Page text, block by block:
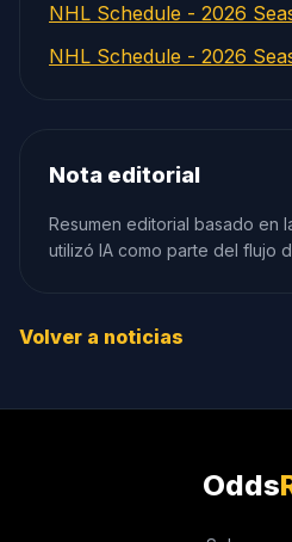
NHL Schedule - 2026
NHL Schedule - 2026
Nota editorial
Resumen editorial basado en
utilizó IA como parte del flujo
Volver a noticias
Odds